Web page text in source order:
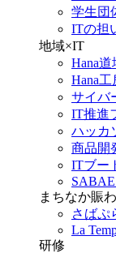
学生団
ITの担
地域×IT
Hana道
Hana工
サイバ
IT推進
ハッカ
商品開
ITブー
まちなか賑
さばぷ
La
研修